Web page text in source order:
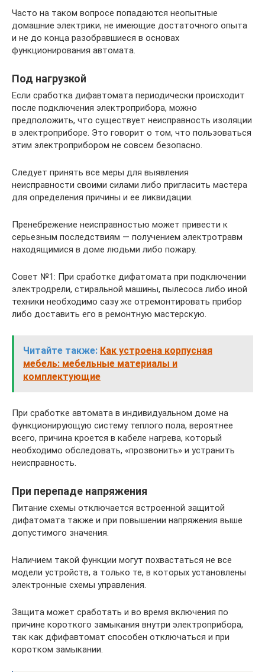
Часто на таком вопросе попадаются неопытные
домашние электрики, не имеющие достаточного опыта
и не до конца разобравшиеся в основах
функционирования автомата.
Под нагрузкой
Если сработка дифавтомата периодически происходит
после подключения электроприбора, можно
предположить, что существует неисправность изоляции
в электроприборе. Это говорит о том, что пользоваться
этим электроприбором не совсем безопасно.
Следует принять все меры для выявления
неисправности своими силами либо пригласить мастера
для определения причины и ее ликвидации.
Пренебрежение неисправностью может привести к
серьезным последствиям — получением электротравм
находящимися в доме людьми либо пожару.
Совет №1: При сработке дифатомата при подключении
электродрели, стиральной машины, пылесоса либо иной
техники необходимо сазу же отремонтировать прибор
либо доставить его в ремонтную мастерскую.
Читайте также: Как устроена корпусная
мебель: мебельные материалы и
комплектующие
При сработке автомата в индивидуальном доме на
функционирующую систему теплого пола, вероятнее
всего, причина кроется в кабеле нагрева, который
необходимо обследовать, «прозвонить» и устранить
неисправность.
При перепаде напряжения
Питание схемы отключается встроенной защитой
дифатомата также и при повышении напряжения выше
допустимого значения.
Наличием такой функции могут похвастаться не все
модели устройств, а только те, в которых установлены
электронные схемы управления.
Защита может сработать и во время включения по
причине короткого замыкания внутри электроприбора,
так как дфифавтомат способен отключаться и при
коротком замыкании.